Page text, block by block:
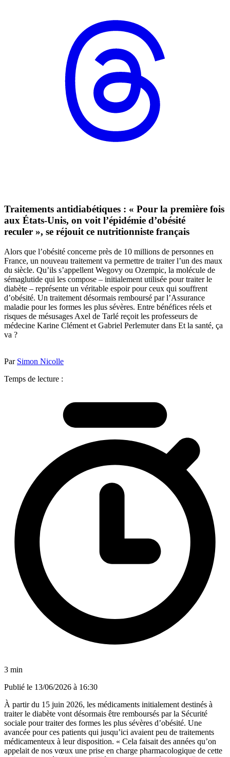
Traitements antidiabétiques : « Pour la première fois
aux États-Unis, on voit l’épidémie d’obésité
reculer », se réjouit ce nutritionniste français
Alors que l’obésité concerne près de 10 millions de personnes en
France, un nouveau traitement va permettre de traiter l’un des maux
du siècle. Qu’ils s’appellent Wegovy ou Ozempic, la molécule de
sémaglutide qui les compose – initialement utilisée pour traiter le
diabète – représente un véritable espoir pour ceux qui souffrent
d’obésité. Un traitement désormais remboursé par l’Assurance
maladie pour les formes les plus sévères. Entre bénéfices réels et
risques de mésusages Axel de Tarlé reçoit les professeurs de
médecine Karine Clément et Gabriel Perlemuter dans Et la santé, ça
va ?
Par Simon Nicolle
Temps de lecture :
3 min
Publié le 13/06/2026 à 16:30
À partir du 15 juin 2026, les médicaments initialement destinés à
traiter le diabète vont désormais être remboursés par la Sécurité
sociale pour traiter des formes les plus sévères d’obésité. Une
avancée pour ces patients qui jusqu’ici avaient peu de traitements
médicamenteux à leur disposition. « Cela faisait des années qu’on
appelait de nos vœux une prise en charge pharmacologique de cette